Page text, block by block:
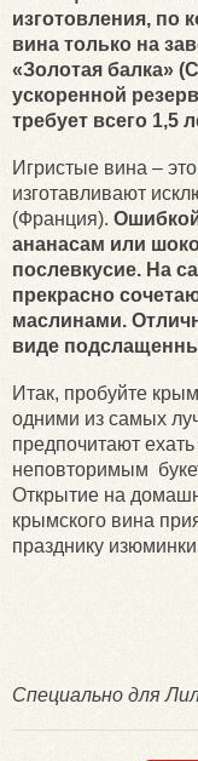
изготовления, по
вина только на
«Золотая балка»
ускоренной
требует всего 1,5
Игристые вина –
изготавливают
(Франция). Ошибкой
ананасам или
послевкусие. На
прекрасно
маслинами.
виде
Итак, пробуйте
одними из самых
предпочитают
неповторимым
Открытие на
крымского вина
празднику
Специально для